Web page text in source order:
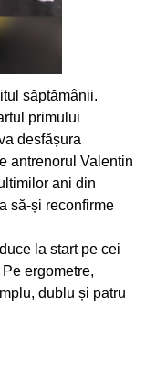
și Craiova
de campionat
III
medaliați la
III pentru
Mures
săptămânii.
primului
desfășura
antrenorul Valentin
ani din
să-și reconfirme
la start pe cei
ergometre,
dublu și patru